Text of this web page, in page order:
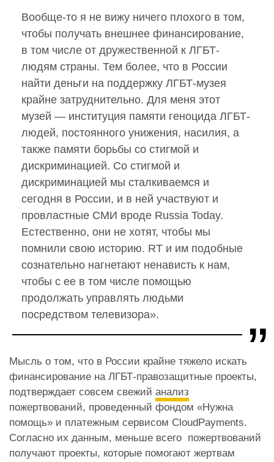
Вообще-то я не вижу ничего плохого в том,
чтобы получать внешнее финансирование,
в том числе от дружественной к ЛГБТ-
людям страны. Тем более, что в России
найти деньги на поддержку ЛГБТ-музея
крайне затруднительно. Для меня этот
музей — институция памяти геноцида ЛГБТ-
людей, постоянного унижения, насилия, а
также памяти борьбы со стигмой и
дискриминацией. Со стигмой и
дискриминацией мы сталкиваемся и
сегодня в России, и в ней участвуют и
провластные СМИ вроде Russia Today.
Естественно, они не хотят, чтобы мы
помнили свою историю. RT и им подобные
сознательно нагнетают ненависть к нам,
чтобы с ее в том числе помощью
продолжать управлять людьми
посредством телевизора».
Мысль о том, что в России крайне тяжело искать
финансирование на ЛГБТ-правозащитные проекты,
подтверждает совсем свежий анализ
пожертвований, проведенный фондом «Нужна
помощь» и платежным сервисом CloudPayments.
Согласно их данным, меньше всего пожертвований
получают проекты, которые помогают жертвам